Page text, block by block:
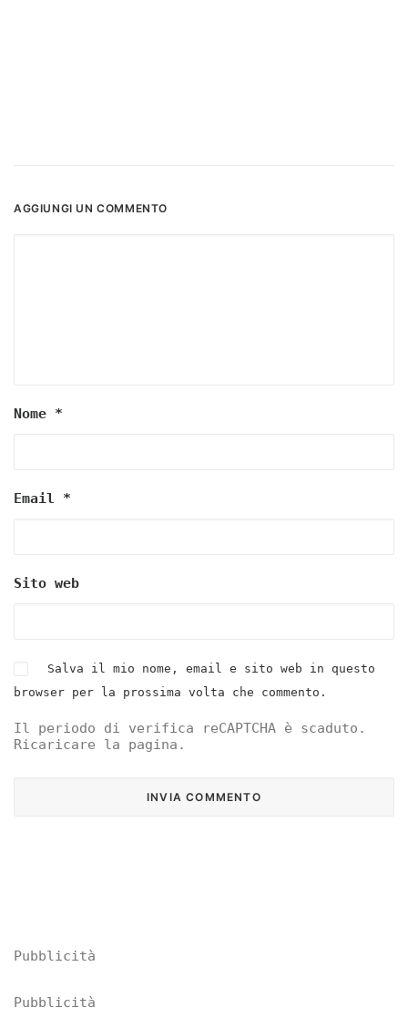
AGGIUNGI UN COMMENTO
Nome *
Email *
Sito web
Salva il mio nome, email e sito web in questo
browser per la prossima volta che commento.
Il periodo di verifica reCAPTCHA è scaduto.
Ricaricare la pagina.
Pubblicità
Pubblicità